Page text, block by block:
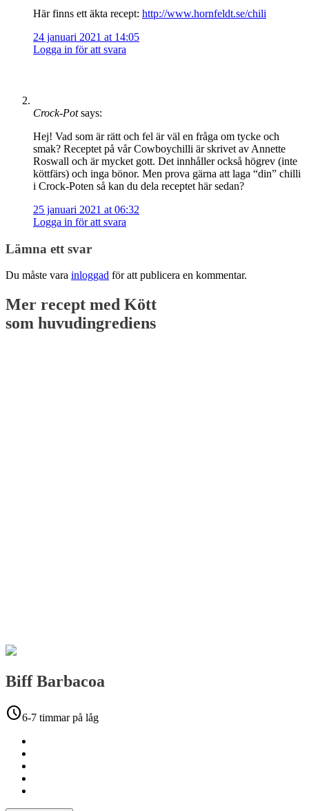
Här finns ett äkta recept: http://www.hornfeldt.se/chili
24 januari 2021 at 14:05
Logga in för att svara
Crock-Pot says:
Hej! Vad som är rätt och fel är väl en fråga om tycke och
smak? Receptet på vår Cowboychilli är skrivet av Annette
Roswall och är mycket gott. Det innhåller också högrev (inte
köttfärs) och inga bönor. Men prova gärna att laga “din” chilli
i Crock-Poten så kan du dela receptet här sedan?
25 januari 2021 at 06:32
Logga in för att svara
Lämna ett svar
Du måste vara inloggad för att publicera en kommentar.
Mer recept med Kött
som huvudingrediens
Biff Barbacoa
schedule6-7 timmar på låg